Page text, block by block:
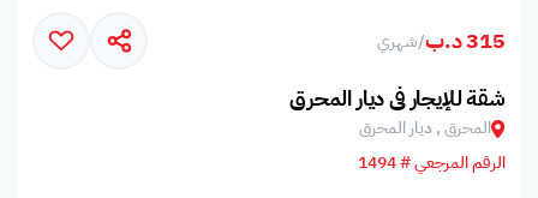
315 د.ب /شهري
شقة للإيجار في ديار المحرق
المحرق , ديار المحرق
الرقم المرجعي # 1494